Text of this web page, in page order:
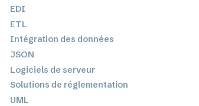
EDI
ETL
Intégration des données
JSON
Logiciels de serveur
Solutions de réglementation
UML